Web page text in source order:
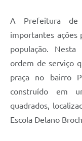
A Prefeitura de
importantes ações
população.
ordem de serviço
praça no bairro
construído em
quadrados,
Escola Delano